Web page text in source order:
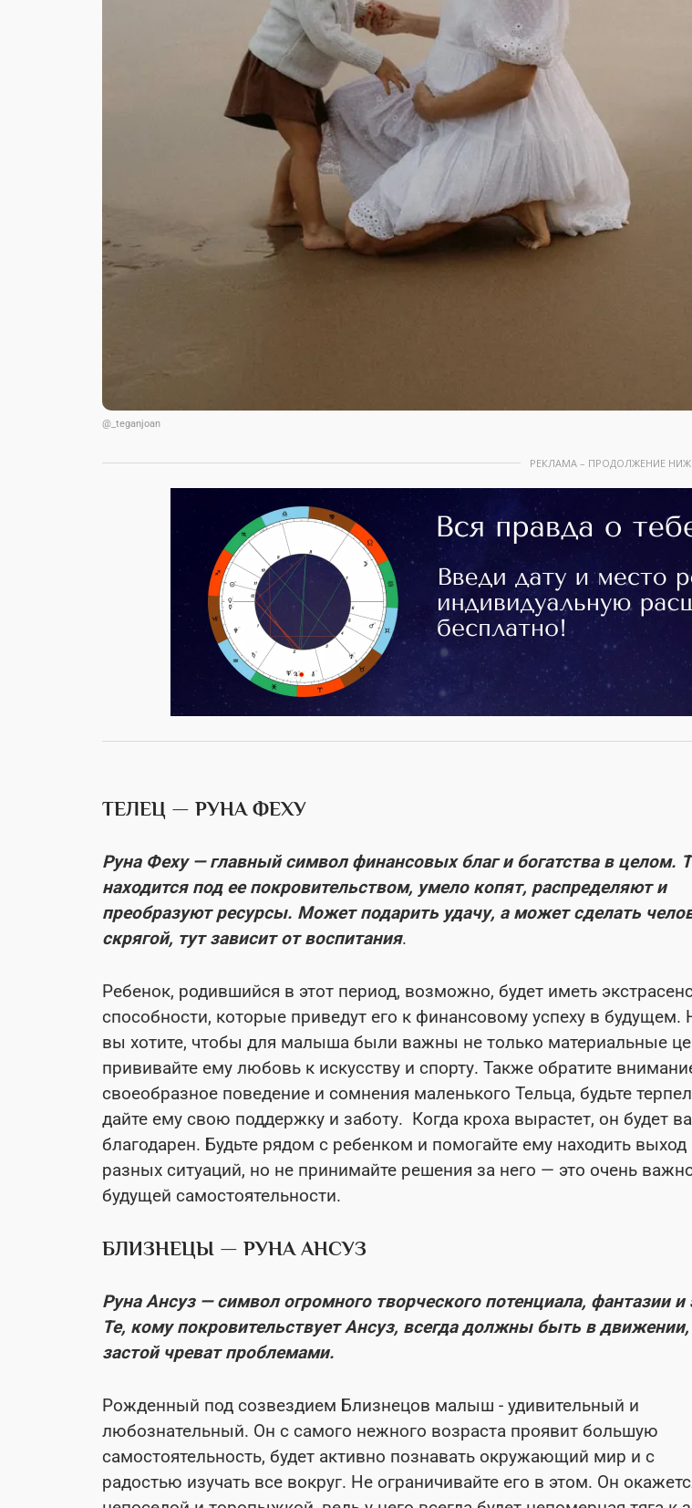
@_teganjoan
РЕКЛАМА – ПРОДОЛЖЕНИЕ
ТЕЛЕЦ — РУНА ФЕХУ
Руна Феху — главный символ финансовых благ и богатства в целом.
находится под ее покровительством, умело копят, распределяют и
преобразуют ресурсы. Может подарить удачу, а может сделать
скрягой, тут зависит от воспитания.
Ребенок, родившийся в этот период, возможно, будет иметь
способности, которые приведут его к финансовому успеху в будущем.
вы хотите, чтобы для малыша были важны не только материальные
прививайте ему любовь к искусству и спорту. Также обратите
своеобразное поведение и сомнения маленького Тельца, будьте
дайте ему свою поддержку и заботу. Когда кроха вырастет, он будет
благодарен. Будьте рядом с ребенком и помогайте ему находить
разных ситуаций, но не принимайте решения за него — это очень
будущей самостоятельности.
БЛИЗНЕЦЫ — РУНА АНСУЗ
Руна Ансуз — символ огромного творческого потенциала, фантазии и
Те, кому покровительствует Ансуз, всегда должны быть в
застой чреват проблемами.
Рожденный под созвездием Близнецов малыш - удивительный и
любознательный. Он с самого нежного возраста проявит большую
самостоятельность, будет активно познавать окружающий мир и с
радостью изучать все вокруг. Не ограничивайте его в этом. Он